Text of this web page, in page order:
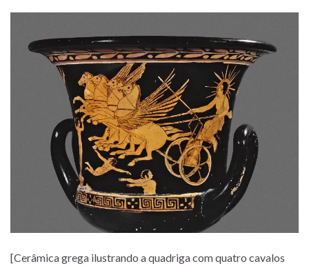
[Cerâmica grega ilustrando a quadriga com quatro cavalos